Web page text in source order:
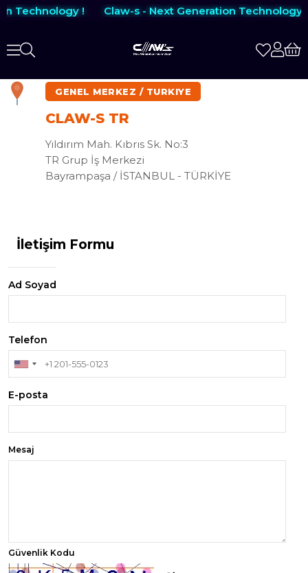
Technology ! Claw-s - Next Generation Technology !
İletişim Formu
Ad Soyad
Telefon
E-posta
Mesaj
Güvenlik Kodu